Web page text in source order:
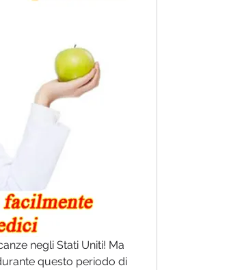
negli Stati Uniti! Ma
questo periodo di